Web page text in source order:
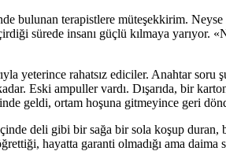
bulunan terapistlere müteşekkirim.
sürede insanı güçlü kılmaya yarıyor.
yeterince rahatsız ediciler. Anahtar soru
Eski ampuller vardı. Dışarıda, bir
geldi, ortam hoşuna gitmeyince geri
deli gibi bir sağa bir sola koşup
hayatta garanti olmadığı ama